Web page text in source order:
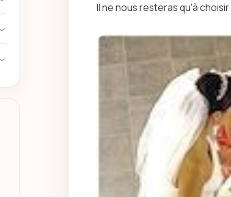
Il ne nous resteras qu'à